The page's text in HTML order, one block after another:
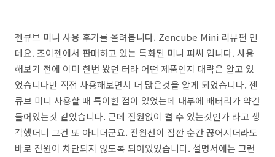
젠큐브 미니 사용 후기를 올려봅니다. Zencube Mini 리뷰편 인
데요. 조이젠에서 판매하고 있는 특화된 미니 피씨 입니다. 사용
해보기 전에 이미 한번 봤던 터라 어떤 제품인지 대략은 알고 있
었습니다만 직접 사용해보면서 더 많은것을 알게 되었습니다. 젠
큐브 미니 사용할 때 특이한 점이 있었는데 내부에 배터리가 약간
들어있는것 같았습니다. 근데 전원없이 켤 수 있는것인가 라고 생
각했더니 그건 또 아니더군요. 전원선이 잠깐 순간 끊어지더라도
바로 전원이 차단되지 않도록 되어있었습니다. 설명서에는 그런